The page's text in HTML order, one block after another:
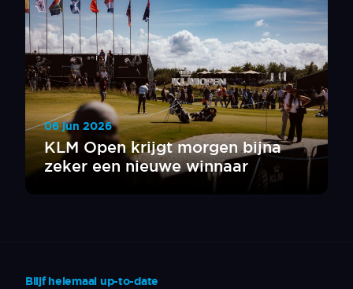
KLM Open krijgt morgen bijna
zeker een nieuwe winnaar
06 jun 2026
Blijf helemaal up-to-date